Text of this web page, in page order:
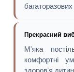
Прекрасний
М'яка
комфортні
здоров'я